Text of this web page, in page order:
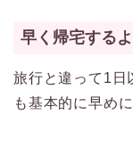
早く帰宅する
旅行と違って1日
も基本的に早め